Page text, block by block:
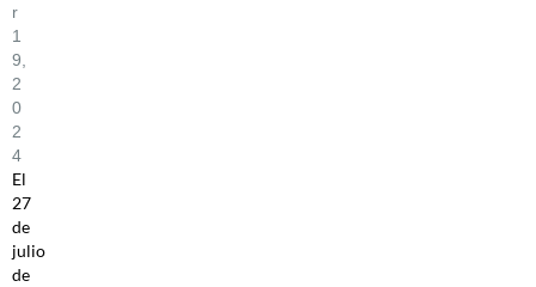
R
1
9,
2
0
2
4
El
27
de
julio
de